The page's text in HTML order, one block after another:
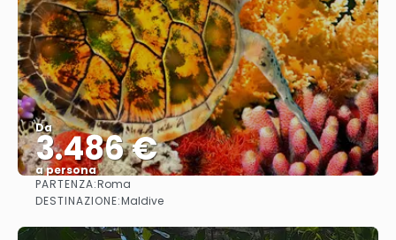
Da
3.486 €
a persona
PARTENZA:Roma
DESTINAZIONE:Maldive